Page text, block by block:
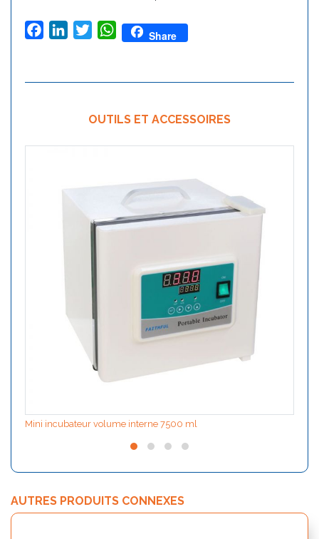
FacebookLinkedInTwitterWhatsApp
Share
OUTILS ET ACCESSOIRES
Mini incubateur volume interne 7500 ml
AUTRES PRODUITS CONNEXES